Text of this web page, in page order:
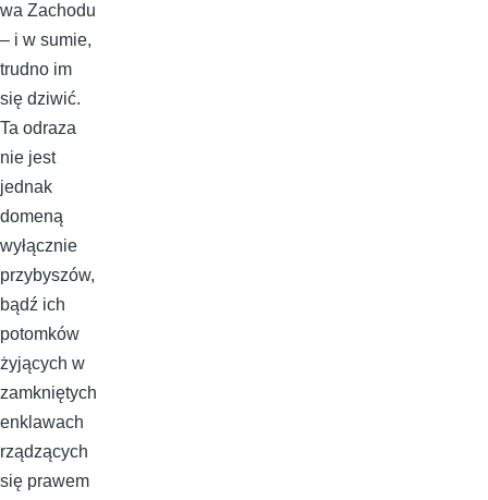
wa Zachodu
– i w sumie,
trudno im
się dziwić.
Ta odraza
nie jest
jednak
domeną
wyłącznie
przybyszów,
bądź ich
potomków
żyjących w
zamkniętych
enklawach
rządzących
się prawem